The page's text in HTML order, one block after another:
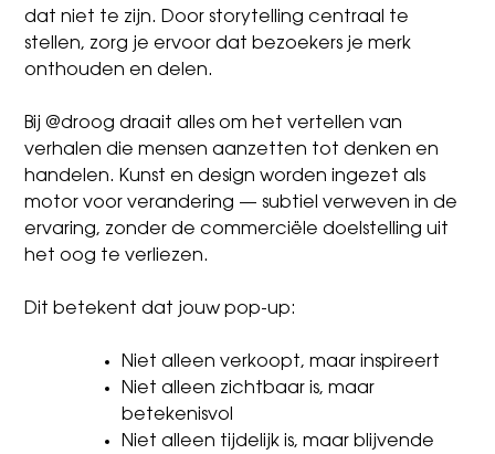
dat niet te zijn. Door storytelling centraal te
stellen, zorg je ervoor dat bezoekers je merk
onthouden en delen.
Bij @droog draait alles om het vertellen van
verhalen die mensen aanzetten tot denken en
handelen. Kunst en design worden ingezet als
motor voor verandering — subtiel verweven in de
ervaring, zonder de commerciële doelstelling uit
het oog te verliezen.
Dit betekent dat jouw pop-up:
Niet alleen verkoopt, maar inspireert
Niet alleen zichtbaar is, maar
betekenisvol
Niet alleen tijdelijk is, maar blijvende